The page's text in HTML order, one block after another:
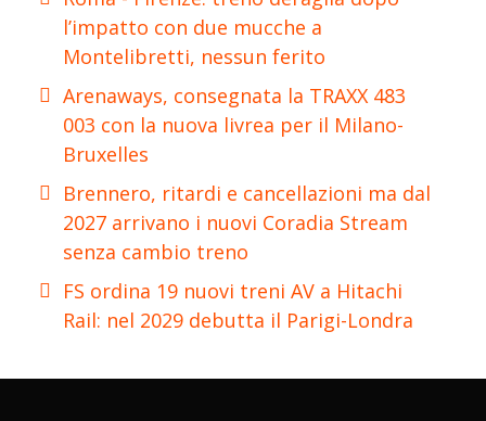
l’impatto con due mucche a
Montelibretti, nessun ferito
Arenaways, consegnata la TRAXX 483
003 con la nuova livrea per il Milano-
Bruxelles
Brennero, ritardi e cancellazioni ma dal
2027 arrivano i nuovi Coradia Stream
senza cambio treno
FS ordina 19 nuovi treni AV a Hitachi
Rail: nel 2029 debutta il Parigi-Londra